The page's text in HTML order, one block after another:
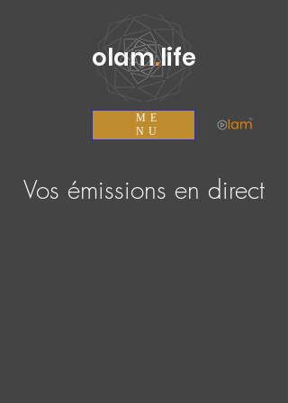
ME
NU
olam.life
Vos émissions en direct